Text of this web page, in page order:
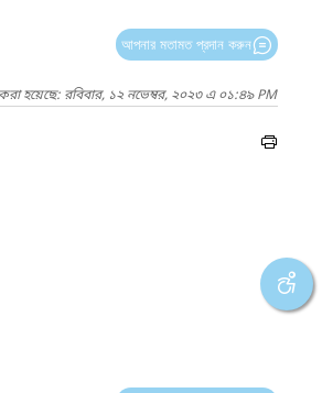
আপনার মতামত প্রদান করুন
হয়েছে: রবিবার, ১২ নভেম্বর, ২০২৩ এ ০১:৪৯ PM